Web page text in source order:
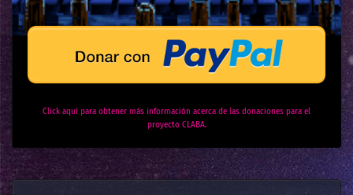
Click aquí para obtener más información acerca de las donaciones para el
proyecto CLABA.